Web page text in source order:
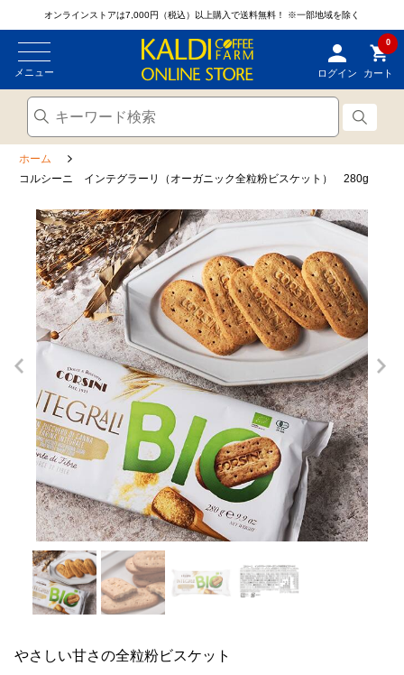
オンラインストアは7,000円（税込）以上購入で送料無料！ ※一部地域を除く
メニュー ログイン
0
カート
ホーム
コルシーニ インテグラーリ（オーガニック全粒粉ビスケット） 280g
やさしい甘さの全粒粉ビスケット